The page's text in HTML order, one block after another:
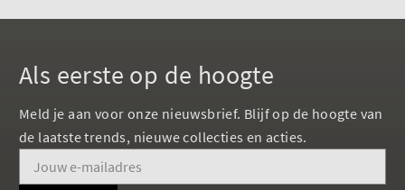
Als eerste op de hoogte
Meld je aan voor onze nieuwsbrief. Blijf op de hoogte van
de laatste trends, nieuwe collecties en acties.